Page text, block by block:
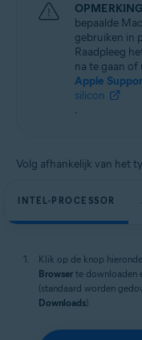
bepaalde
gebruiken in
Raadpleeg
na te gaan of
Apple
silicon
.
Volg afhankelijk van het
INTEL-PROCESSOR
Klik op de knop
Browser te downloaden
(standaard worden
Downloads).